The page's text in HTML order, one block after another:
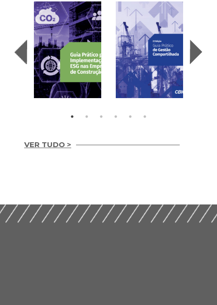
VER TUDO >